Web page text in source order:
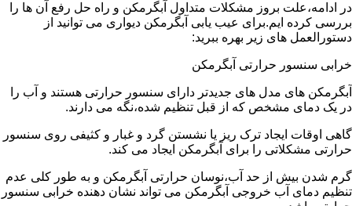
در ادامه،علت بروز مشکلات متداول آبگرمکن و راه حل رفع آن ها را
بررسی کرده ایم.برای عیب یابی آبگرمکن دیواری می توانید از
دستورالعمل های زیر بهره ببرید:
خرابی سنسور حرارتی آبگرمکن
آبگرمکن های مدل های جدیدتر دارای سنسور حرارتی هستند و آب را
در یک دمای مشخص که از قبل تنظیم شده،نگه می دارند.
گاهی اوقات ایجاد ترک ریز یا نشستن گرد و غبار و کثیفی روی سنسور
حرارتی مشکلاتی را برای آبگرمکن ایجاد می کند.
گرم شدن بیش از حد آب،نوسان حرارتی آبگرمکن و به طور کلی عدم
تنظیم دمای آب خروجی آبگرمکن می تواند نشان دهنده خرابی سنسور